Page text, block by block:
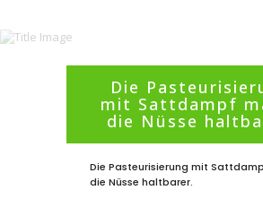
Die
mit Sattdampf
die Nüsse
23 Oktober 2023 In
Die Pasteurisierung mit
die Nüsse haltbarer.